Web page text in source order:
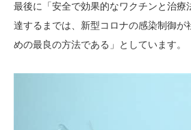
最後に「安全で効果的なワクチンと治療
達するまでは、新型コロナの感染制御が
めの最良の方法である」としています。